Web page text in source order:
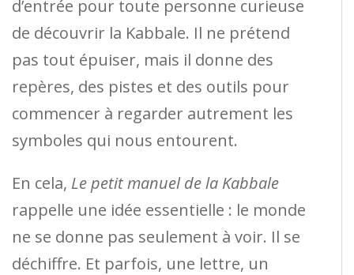
d’entrée pour toute personne curieuse
de découvrir la Kabbale. Il ne prétend
pas tout épuiser, mais il donne des
repères, des pistes et des outils pour
commencer à regarder autrement les
symboles qui nous entourent.
En cela, Le petit manuel de la Kabbale
rappelle une idée essentielle : le monde
ne se donne pas seulement à voir. Il se
déchiffre. Et parfois, une lettre, un